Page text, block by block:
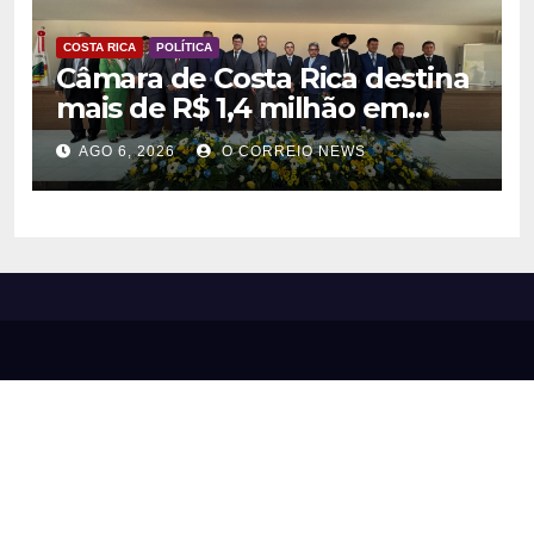
COSTA RICA POLÍTICA
Câmara de Costa Rica destina
mais de R$ 1,4 milhão em
emendas para investimentos
em diversas áreas
AGO 6, 2026 O CORREIO NEWS